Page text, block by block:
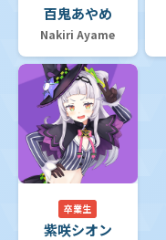
百鬼あやめ
Nakiri Ayame
卒業生
紫咲シオン